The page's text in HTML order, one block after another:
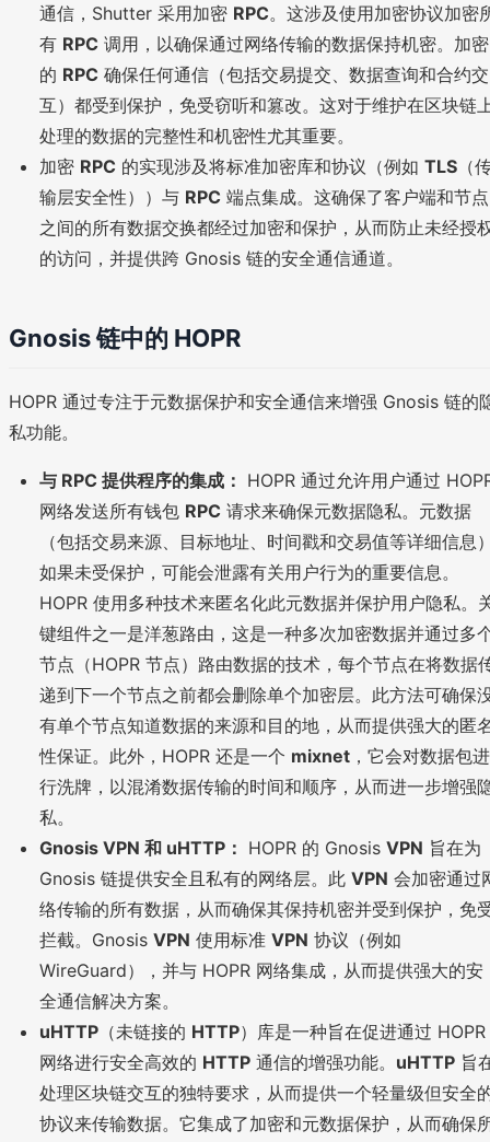
通信，Shutter 采用加密 RPC。这涉及使用加密协议加密
有 RPC 调用，以确保通过网络传输的数据保持机密。加密
的 RPC 确保任何通信（包括交易提交、数据查询和合约交
互）都受到保护，免受窃听和篡改。这对于维护在区块链
处理的数据的完整性和机密性尤其重要。
加密 RPC 的实现涉及将标准加密库和协议（例如 TLS （
输层安全性））与 RPC 端点集成。这确保了客户端和节点
之间的所有数据交换都经过加密和保护，从而防止未经授
的访问，并提供跨 Gnosis 链的安全通信通道。
Gnosis 链中的 HOPR
HOPR 通过专注于元数据保护和安全通信来增强 Gnosis 链的
私功能。
与 RPC 提供程序的集成： HOPR 通过允许用户通过
网络发送所有钱包 RPC 请求来确保元数据隐私。元数据
（包括交易来源、目标地址、时间戳和交易值等详细信息
如果未受保护，可能会泄露有关用户行为的重要信息。
HOPR 使用多种技术来匿名化此元数据并保护用户隐私。
键组件之一是洋葱路由，这是一种多次加密数据并通过多
节点（HOPR 节点）路由数据的技术，每个节点在将数据
递到下一个节点之前都会删除单个加密层。此方法可确保
有单个节点知道数据的来源和目的地，从而提供强大的匿
性保证。此外，HOPR 还是一个 mixnet ，它会对数据包进
行洗牌，以混淆数据传输的时间和顺序，从而进一步增强
私。
Gnosis VPN 和 uHTTP： HOPR 的 Gnosis VPN 旨在为
Gnosis 链提供安全且私有的网络层。此 VPN 会加密通过
络传输的所有数据，从而确保其保持机密并受到保护，免
拦截。Gnosis VPN 使用标准 VPN 协议（例如
WireGuard），并与 HOPR 网络集成，从而提供强大的安
全通信解决方案。
uHTTP （未链接的 HTTP）库是一种旨在促进通过 HOPR
网络进行安全高效的 HTTP 通信的增强功能。 uHTTP 旨
处理区块链交互的独特要求，从而提供一个轻量级但安全
协议来传输数据。它集成了加密和元数据保护，从而确保